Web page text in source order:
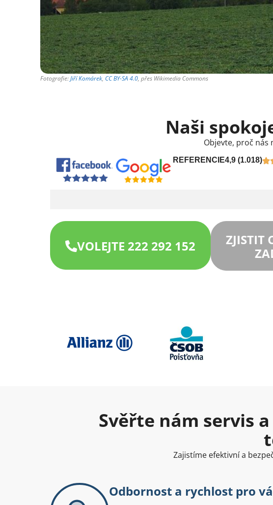
Fotografie:Jiří Komárek, CC BY-SA 4.0, přes Wikimedia Commons
Naši
Objevte, proč nás
REFERENCIE4,9 (1.018)
VOLEJTE 222 292 152
ZJISTIT
Svěřte nám servis
Zajistíme efektivní a
Odbornost a rychlost pro